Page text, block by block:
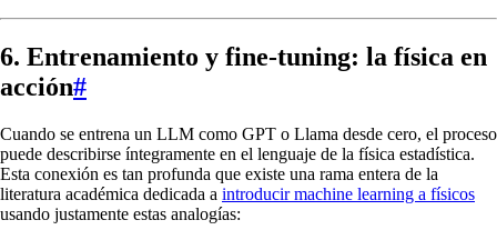
6. Entrenamiento y fine-tuning: la física en
acción#
Cuando se entrena un LLM como GPT o Llama desde cero, el proceso
puede describirse íntegramente en el lenguaje de la física estadística.
Esta conexión es tan profunda que existe una rama entera de la
literatura académica dedicada a introducir machine learning a físicos
usando justamente estas analogías: